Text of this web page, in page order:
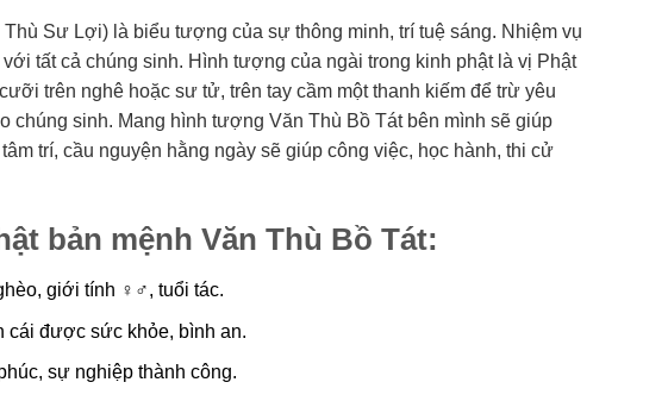
Thù Sư Lợi) là biểu tượng của sự thông minh, trí tuệ sáng. Nhiệm vụ
tất cả chúng sinh. Hình tượng của ngài trong kinh phật là vị Phật
trên nghê hoặc sư tử, trên tay cầm một thanh kiếm để trừ yêu
chúng sinh. Mang hình tượng Văn Thù Bồ Tát bên mình sẽ giúp
trí, cầu nguyện hằng ngày sẽ giúp công việc, học hành, thi cử
bản mệnh Văn Thù Bồ Tát:
giới tính ♀♂, tuổi tác.
cái được sức khỏe, bình an.
sự nghiệp thành công.